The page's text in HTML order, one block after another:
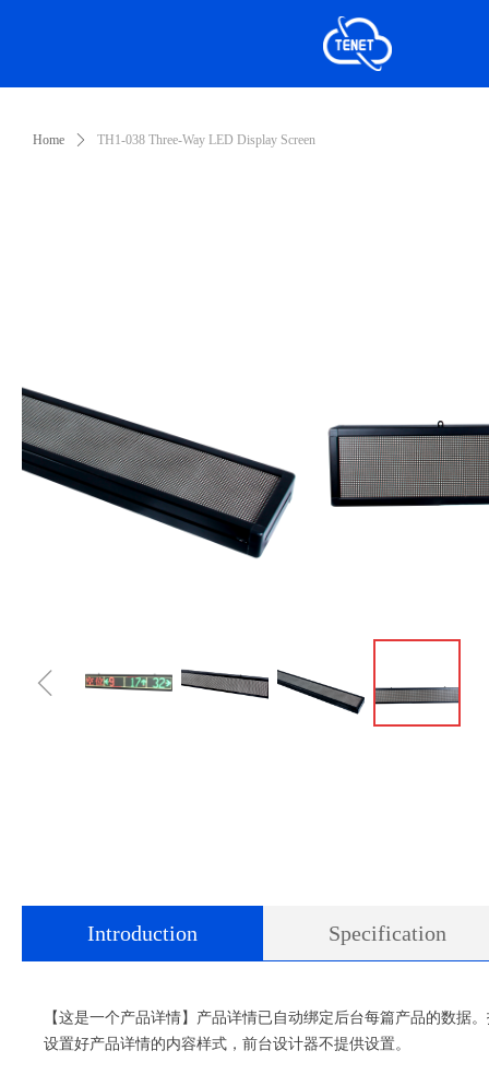
Home ꄲ TH1-038 Three-Way LED Display Screen
ꁆ
Introduction Specification
【这是一个产品详情】产品详情已自动绑定后台每篇产品的数据
设置好产品详情的内容样式，前台设计器不提供设置。